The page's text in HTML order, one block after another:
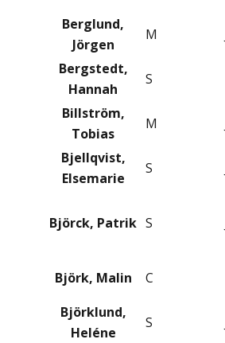
Berglund,
Jörgen
M
Bergstedt,
Hannah
S
Billström,
Tobias
M
Bjellqvist,
Elsemarie
S
Björck, Patrik S
Björk, Malin C
Björklund,
Heléne
S